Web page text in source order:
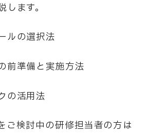
ます。
ルの選択法
前準備と実施方法
の活用法
ご検討中の研修担当者の方は